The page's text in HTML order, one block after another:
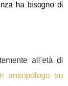
ha bisogno di
all’età di
antropologo su